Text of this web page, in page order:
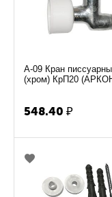
А-09 Кран
(хром) КрП20
548.40 ₽